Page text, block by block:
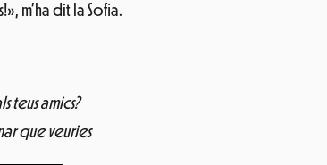
m’ha dit la Sofia.
teus amics?
que veuries